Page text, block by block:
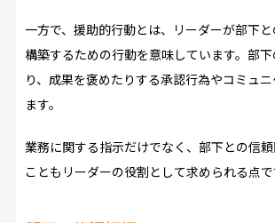
一方で、援助的行動とは、リーダーが部下
構築するための行動を意味しています。部
り、成果を褒めたりする承認行為やコミュ
ます。
業務に関する指示だけでなく、部下との信
こともリーダーの役割として求められる点で